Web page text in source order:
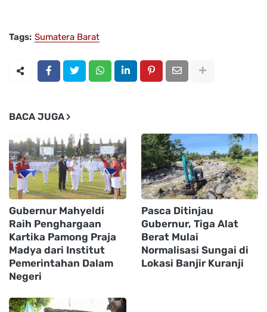
Tags: Sumatera Barat
BACA JUGA
Gubernur Mahyeldi
Raih Penghargaan
Kartika Pamong Praja
Madya dari Institut
Pemerintahan Dalam
Negeri
Pasca Ditinjau
Gubernur, Tiga Alat
Berat Mulai
Normalisasi Sungai di
Lokasi Banjir Kuranji